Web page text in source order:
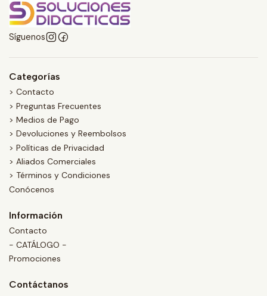
Síguenos
Categorías
> Contacto
> Preguntas Frecuentes
> Medios de Pago
> Devoluciones y Reembolsos
> Políticas de Privacidad
> Aliados Comerciales
> Términos y Condiciones
Conócenos
Información
Contacto
- CATÁLOGO -
Promociones
Contáctanos